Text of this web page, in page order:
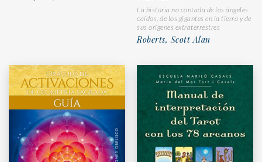
La historia no contada de los ángeles
caídos, de los gigantes en la tierra y de
sus orígenes extraterrestres
Roberts, Scott Alan